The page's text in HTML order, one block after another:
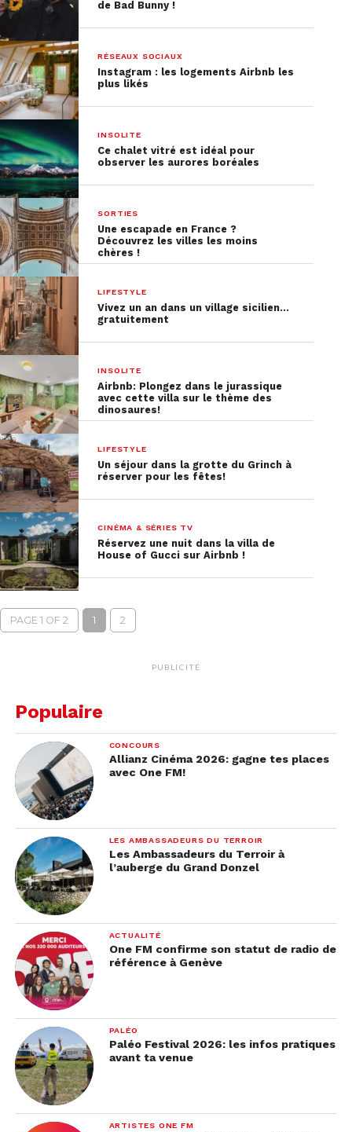
de Bad Bunny !
RÉSEAUX SOCIAUX
Instagram : les logements Airbnb les
plus likés
INSOLITE
Ce chalet vitré est idéal pour
observer les aurores boréales
SORTIES
Une escapade en France ?
Découvrez les villes les moins
chères !
LIFESTYLE
Vivez un an dans un village sicilien…
gratuitement
INSOLITE
Airbnb: Plongez dans le jurassique
avec cette villa sur le thème des
dinosaures!
LIFESTYLE
Un séjour dans la grotte du Grinch à
réserver pour les fêtes!
CINÉMA & SÉRIES TV
Réservez une nuit dans la villa de
House of Gucci sur Airbnb !
PAGE 1 OF 2 1 2
PUBLICITÉ
Populaire
CONCOURS
Allianz Cinéma 2026: gagne tes places
avec One FM!
LES AMBASSADEURS DU TERROIR
Les Ambassadeurs du Terroir à
l’auberge du Grand Donzel
ACTUALITÉ
One FM confirme son statut de radio de
référence à Genève
PALÉO
Paléo Festival 2026: les infos pratiques
avant ta venue
ARTISTES ONE FM